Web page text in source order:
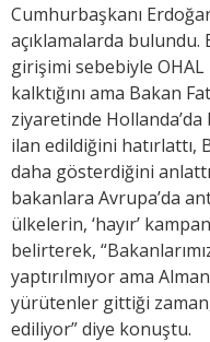
Cumhurbaşkanı
açıklamalarda bulundu.
girişimi sebebiyle OHAL
kalktığını ama Bakan
ziyaretinde
ilan edildiğini hatırlattı,
daha gösterdiğini
bakanlara Avrupa’da
ülkelerin, ‘hayır’
belirterek,
yaptırılmıyor ama
yürütenler gittiği
ediliyor” diye konuştu.